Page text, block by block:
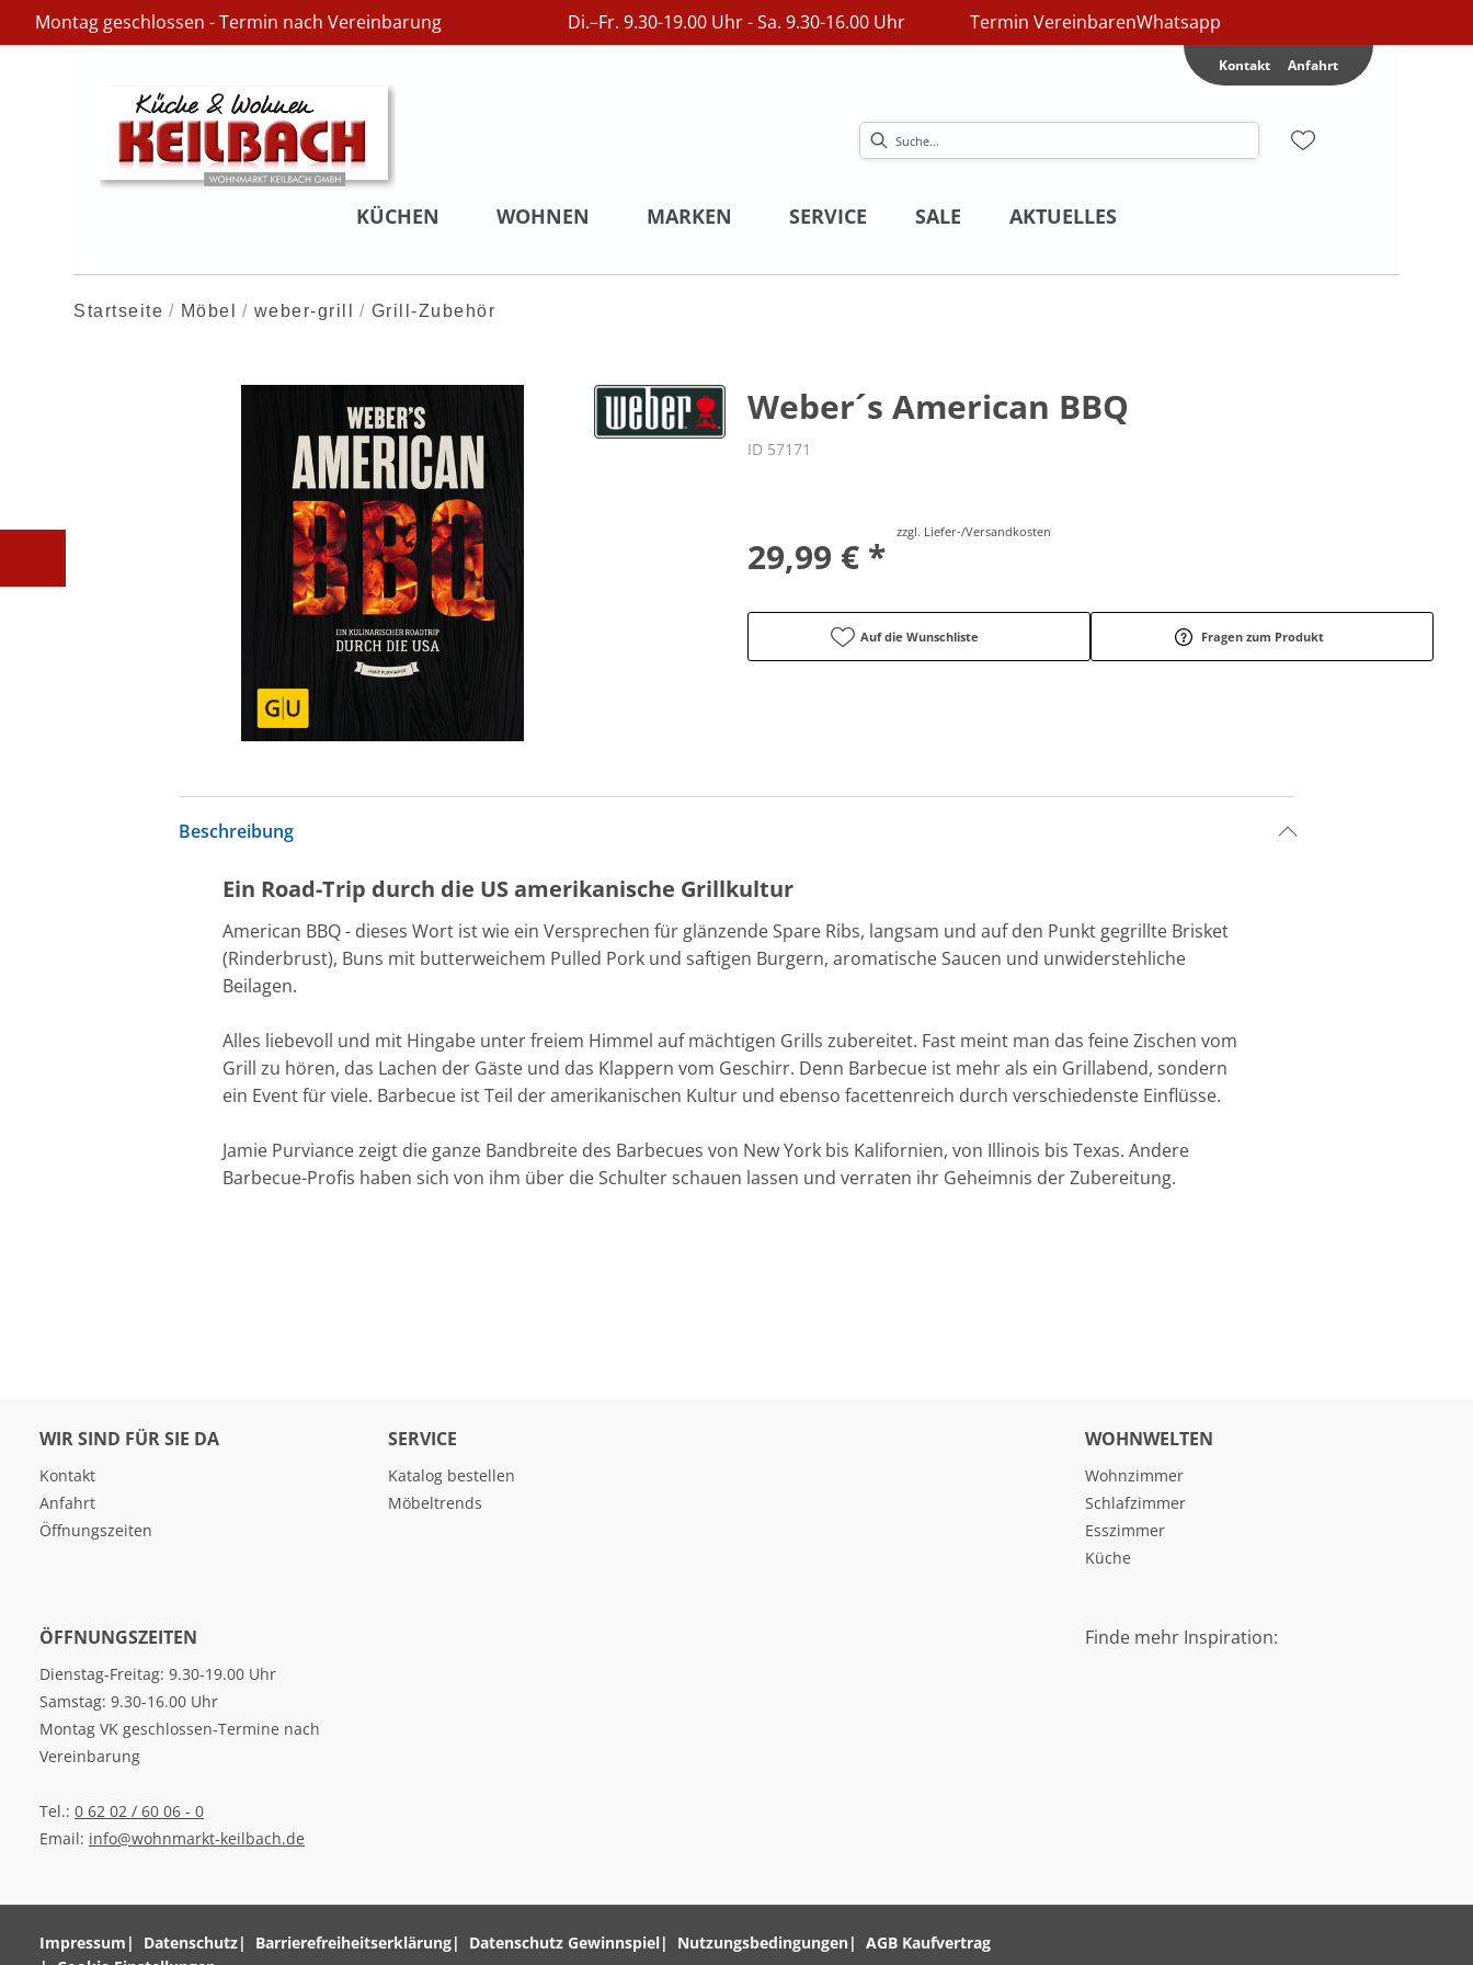
Montag geschlossen - Termin nach Vereinbarung Di.–Fr. 9.30-19.00 Uhr - Sa. 9.30-16.00 Uhr Termin VereinbarenWhatsapp
Kontakt Anfahrt
KÜCHEN WOHNEN MARKEN SERVICE SALE AKTUELLES
Startseite Möbel weber-grill Grill-Zubehör
Weber´s American BBQ
ID 57171
29,99 € *
zzgl. Liefer-/Versandkosten
Auf die Wunschliste Fragen zum Produkt
Beschreibung
Ein Road-Trip durch die US amerikanische Grillkultur
American BBQ - dieses Wort ist wie ein Versprechen für glänzende Spare Ribs, langsam und auf den Punkt gegrillte Brisket
(Rinderbrust), Buns mit butterweichem Pulled Pork und saftigen Burgern, aromatische Saucen und unwiderstehliche
Beilagen.
Alles liebevoll und mit Hingabe unter freiem Himmel auf mächtigen Grills zubereitet. Fast meint man das feine Zischen vom
Grill zu hören, das Lachen der Gäste und das Klappern vom Geschirr. Denn Barbecue ist mehr als ein Grillabend, sondern
ein Event für viele. Barbecue ist Teil der amerikanischen Kultur und ebenso facettenreich durch verschiedenste Einflüsse.
Jamie Purviance zeigt die ganze Bandbreite des Barbecues von New York bis Kalifornien, von Illinois bis Texas. Andere
Barbecue-Profis haben sich von ihm über die Schulter schauen lassen und verraten ihr Geheimnis der Zubereitung.
WIR SIND FÜR SIE DA
Kontakt
Anfahrt
Öffnungszeiten
SERVICE
Katalog bestellen
Möbeltrends
WOHNWELTEN
Wohnzimmer
Schlafzimmer
Esszimmer
Küche
ÖFFNUNGSZEITEN
Dienstag-Freitag: 9.30-19.00 Uhr
Samstag: 9.30-16.00 Uhr
Montag VK geschlossen-Termine nach
Vereinbarung
Tel.: 0 62 02 / 60 06 - 0
Email: info@wohnmarkt-keilbach.de
Finde mehr Inspiration:
Impressum Datenschutz Barrierefreiheitserklärung Datenschutz Gewinnspiel Nutzungsbedingungen
AGB Kaufvertrag